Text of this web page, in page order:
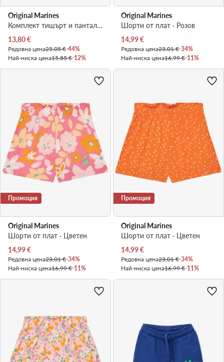
Original Marines
Комплект тишърт и панталонки · Бял
Актуална цена
13,80€
Редовна цена25,05 €-44%
Най-ниска цена15,85 €-12%
Original Marines
Шорти от плат · Розов
Актуална цена
14,99€
Редовна цена23,01 €-34%
Най-ниска цена16,99 €-11%
Промоция
Original Marines
Шорти от плат · Цветен
Актуална цена
14,99€
Редовна цена23,01 €-34%
Най-ниска цена16,99 €-11%
Промоция
Original Marines
Шорти от плат · Цветен
Актуална цена
14,99€
Редовна цена23,01 €-34%
Най-ниска цена16,99 €-11%